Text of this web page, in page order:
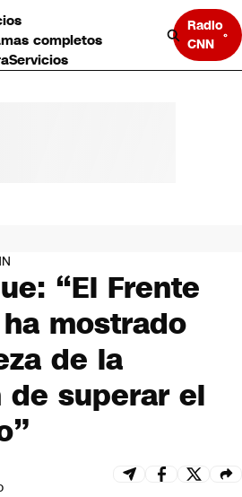
completos
Servicios
Radio
CNN
“El Frente
mostrado
de la
de superar el